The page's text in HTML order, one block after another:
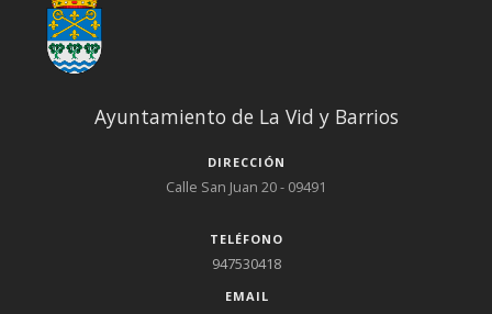
Ayuntamiento de La Vid y Barrios
DIRECCIÓN
Calle San Juan 20 - 09491
TELÉFONO
947530418
EMAIL